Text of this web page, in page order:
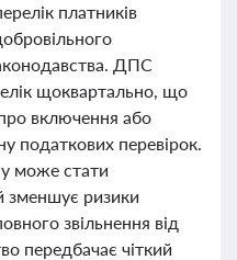
платників
ДПС
щоквартально, що
включення або
податкових перевірок.
може стати
зменшує ризики
звільнення від
передбачає чіткий